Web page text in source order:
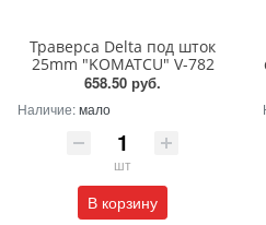
Траверса Delta под шток
25mm "KOMATCU" V-782
658.50 руб.
Наличие:мало
шт
В корзину